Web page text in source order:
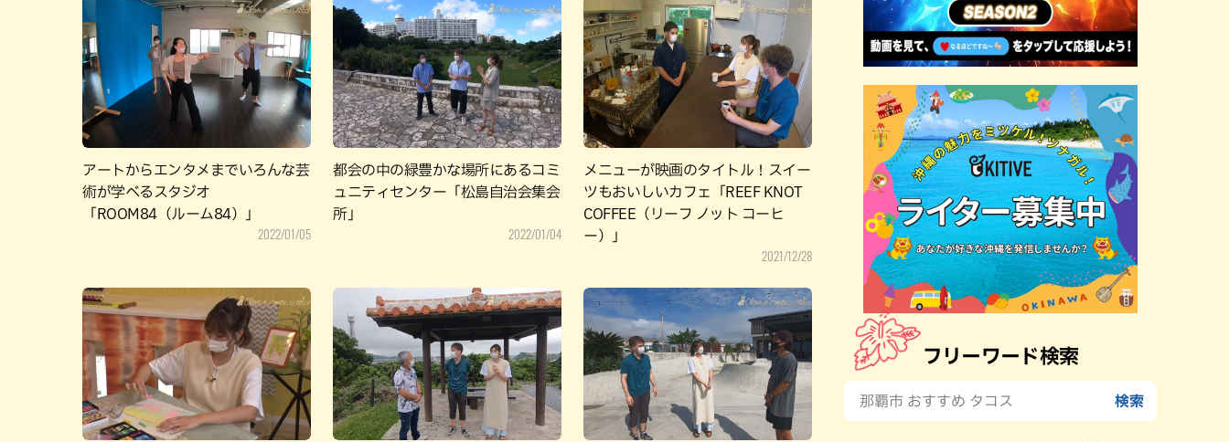
アートからエンタメまでいろんな芸
術が学べるスタジオ
「ROOM84（ルーム84）」
2022/01/05
都会の中の緑豊かな場所にあるコミ
ュニティセンター「松島自治会集会
所」
2022/01/04
メニューが映画のタイトル！スイー
ツもおいしいカフェ「REEF KNOT
COFFEE（リーフ ノット コーヒ
ー）」
2021/12/28
フリーワード検索